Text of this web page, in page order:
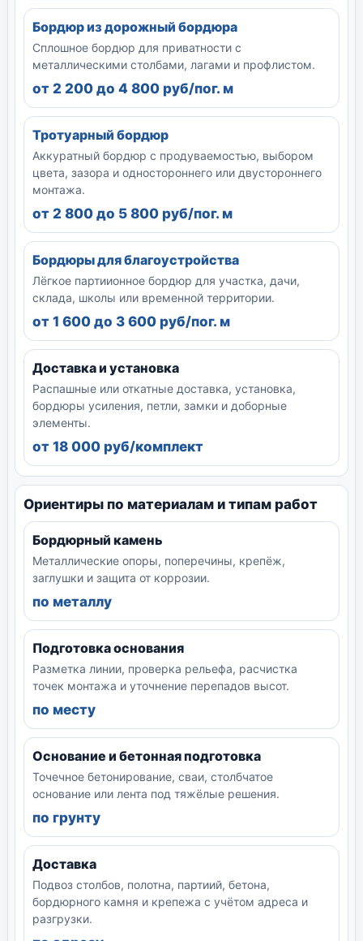
Бордюр из дорожный бордюра
Сплошное бордюр для приватности с
металлическими столбами, лагами и профлистом.
от 2 200 до 4 800 руб/пог. м
Тротуарный бордюр
Аккуратный бордюр с продуваемостью, выбором
цвета, зазора и одностороннего или двустороннего
монтажа.
от 2 800 до 5 800 руб/пог. м
Бордюры для благоустройства
Лёгкое партиионное бордюр для участка, дачи,
склада, школы или временной территории.
от 1 600 до 3 600 руб/пог. м
Доставка и установка
Распашные или откатные доставка, установка,
бордюры усиления, петли, замки и доборные
элементы.
от 18 000 руб/комплект
Ориентиры по материалам и типам работ
Бордюрный камень
Металлические опоры, поперечины, крепёж,
заглушки и защита от коррозии.
по металлу
Подготовка основания
Разметка линии, проверка рельефа, расчистка
точек монтажа и уточнение перепадов высот.
по месту
Основание и бетонная подготовка
Точечное бетонирование, сваи, столбчатое
основание или лента под тяжёлые решения.
по грунту
Доставка
Подвоз столбов, полотна, партиий, бетона,
бордюрного камня и крепежа с учётом адреса и
разгрузки.